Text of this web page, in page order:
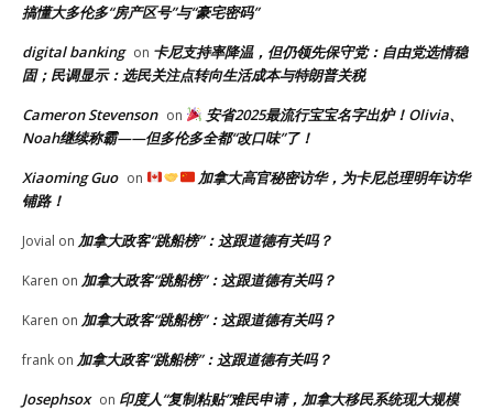
搞懂大多伦多“房产区号”与“豪宅密码”
digital banking on 卡尼支持率降温，但仍领先保守党：自由党选情稳
固；民调显示：选民关注点转向生活成本与特朗普关税
Cameron Stevenson on
安省2025最流行宝宝名字出炉！Olivia、
Noah继续称霸——但多伦多全都“改口味”了！
Xiaoming Guo on
加拿大高官秘密访华，为卡尼总理明年访华
铺路！
Jovial on 加拿大政客“跳船榜”：这跟道德有关吗？
Karen on 加拿大政客“跳船榜”：这跟道德有关吗？
Karen on 加拿大政客“跳船榜”：这跟道德有关吗？
frank on 加拿大政客“跳船榜”：这跟道德有关吗？
Josephsox on 印度人“复制粘贴”难民申请，加拿大移民系统现大规模